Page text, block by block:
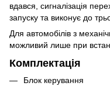
вдався, сигналізація
запуску та виконує до
Для автомобілів з
можливий лише при
Комплектація
Блок керування